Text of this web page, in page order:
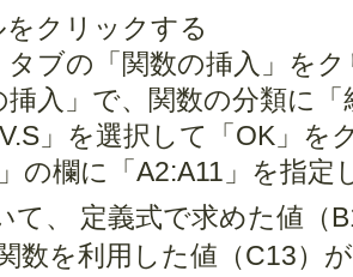
クリックする
タブの「関数の挿入」を
挿入」で、関数の分類に
」を選択して「OK」を
」の欄に「A2:A11」を指
て、 定義式で求めた値（
関数を利用した値（C13）